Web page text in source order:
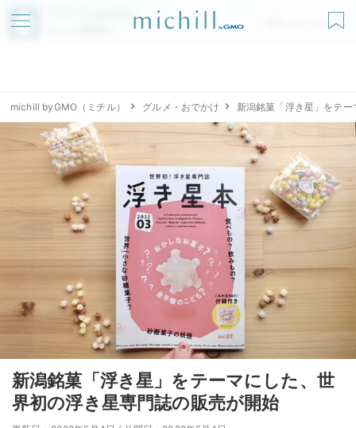
アプリでmichillが
無料ダウンロード
michill byGMO（ミチル） グルメ・おでかけ 新潟銘菓「浮き星」をテ
新潟銘菓「浮き星」をテーマにした、世
界初の浮き星専門誌の販売が開始